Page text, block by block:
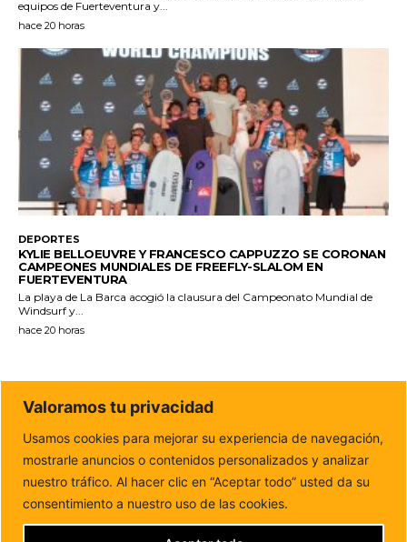
equipos de Fuerteventura y...
hace 20 horas
DEPORTES
KYLIE BELLOEUVRE Y FRANCESCO CAPPUZZO SE CORONAN
CAMPEONES MUNDIALES DE FREEFLY-SLALOM EN
FUERTEVENTURA
La playa de La Barca acogió la clausura del Campeonato Mundial de
Windsurf y...
hace 20 horas